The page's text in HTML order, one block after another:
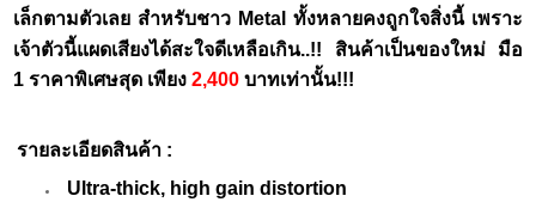
เล็กตามตัวเลย สำหรับชาว Metal ทั้งหลายคงถูกใจสิ่งนี้ เพราะ
เจ้าตัวนี้แผดเสียงได้สะใจดีเหลือเกิน..!! สินค้าเป็นของใหม่ มือ
1 ราคาพิเศษสุด เพียง 2,400 บาทเท่านั้น!!!
รายละเอียดสินค้า :
Ultra-thick, high gain distortion